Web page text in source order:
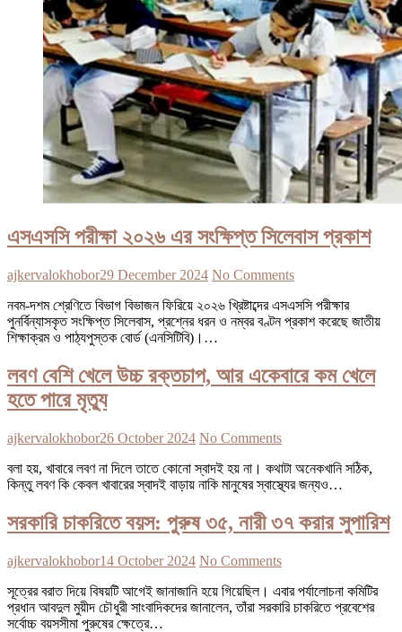
এসএসসি পরীক্ষা ২০২৬ এর সংক্ষিপ্ত সিলেবাস প্রকাশ
ajkervalokhobor29 December 2024 No Comments
নবম-দশম শ্রেণিতে বিভাগ বিভাজন ফিরিয়ে ২০২৬ খ্রিষ্টাব্দের এসএসসি পরীক্ষার
পুনর্বিন্যাসকৃত সংক্ষিপ্ত সিলেবাস, প্রশ্নের ধরন ও নম্বর বণ্টন প্রকাশ করেছে জাতীয়
শিক্ষাক্রম ও পাঠ্যপুস্তক বোর্ড (এনসিটিবি)।…
লবণ বেশি খেলে উচ্চ রক্তচাপ, আর একেবারে কম খেলে
হতে পারে মৃত্যু
ajkervalokhobor26 October 2024 No Comments
বলা হয়, খাবারে লবণ না দিলে তাতে কোনো স্বাদই হয় না। কথাটা অনেকখানি সঠিক,
কিন্তু লবণ কি কেবল খাবারের স্বাদই বাড়ায় নাকি মানুষের স্বাস্থ্যের জন্যও…
সরকারি চাকরিতে বয়স: পুরুষ ৩৫, নারী ৩৭ করার সুপারিশ
ajkervalokhobor14 October 2024 No Comments
সূত্রের বরাত দিয়ে বিষয়টি আগেই জানাজানি হয়ে গিয়েছিল। এবার পর্যালোচনা কমিটির
প্রধান আবদুল মুয়ীদ চৌধুরী সাংবাদিকদের জানালেন, তাঁরা সরকারি চাকরিতে প্রবেশের
সর্বোচ্চ বয়সসীমা পুরুষের ক্ষেত্রে…